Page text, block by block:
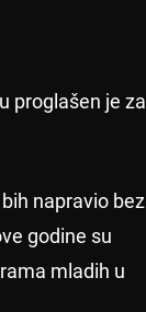
proglašen je za
napravio bez
godine su
mladih u